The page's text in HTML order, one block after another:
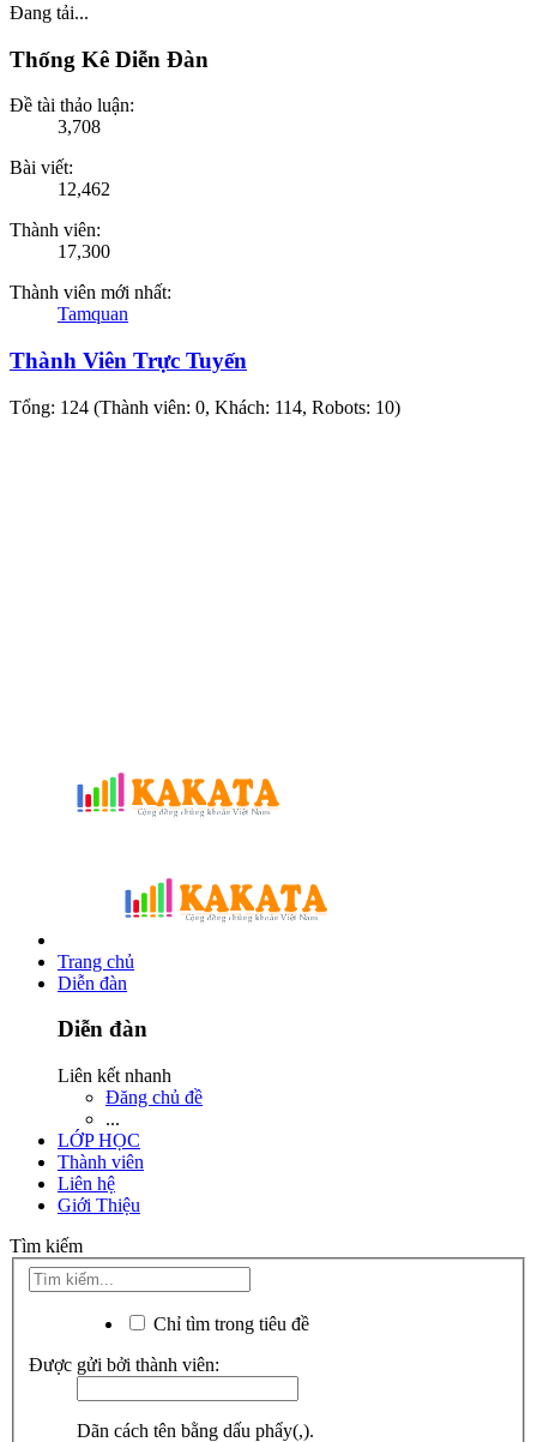
Đang tải...
Thống Kê Diễn Đàn
Đề tài thảo luận:
3,708
Bài viết:
12,462
Thành viên:
17,300
Thành viên mới nhất:
Tamquan
Thành Viên Trực Tuyến
Tổng: 124 (Thành viên: 0, Khách: 114, Robots: 10)
Trang chủ
Diễn đàn
Diễn đàn
Liên kết nhanh
Đăng chủ đề
...
LỚP HỌC
Thành viên
Liên hệ
Giới Thiệu
Tìm kiếm
Chỉ tìm trong tiêu đề
Được gửi bởi thành viên:
Dãn cách tên bằng dấu phẩy(,).